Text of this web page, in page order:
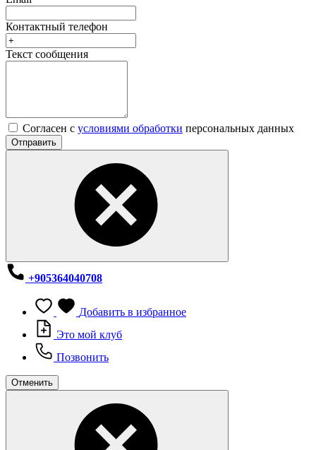
Контактный телефон
Текст сообщения
Согласен с условиями обработки персональных данных
Отправить
+905364040708
Добавить в избранное
Это мой клуб
Позвонить
Отменить